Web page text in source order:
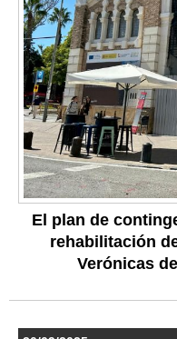
El plan de
rehabilitación
Verónicas